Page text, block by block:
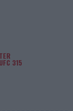
315